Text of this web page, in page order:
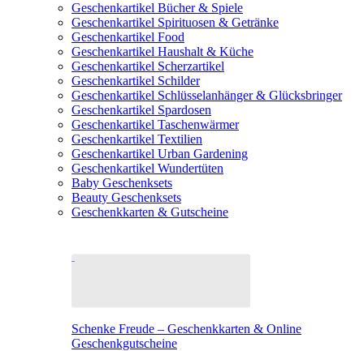
Geschenkartikel Bücher & Spiele
Geschenkartikel Spirituosen & Getränke
Geschenkartikel Food
Geschenkartikel Haushalt & Küche
Geschenkartikel Scherzartikel
Geschenkartikel Schilder
Geschenkartikel Schlüsselanhänger & Glücksbringer
Geschenkartikel Spardosen
Geschenkartikel Taschenwärmer
Geschenkartikel Textilien
Geschenkartikel Urban Gardening
Geschenkartikel Wundertüten
Baby Geschenksets
Beauty Geschenksets
Geschenkkarten & Gutscheine
Schenke Freude – Geschenkkarten & Online
Geschenkgutscheine